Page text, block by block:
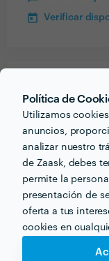
Política de
Utilizamos
anuncios,
analizar nuestro
de Zaask, debes
permite la
presentación de
oferta a tus
cookies en
Verificar
Terapia de